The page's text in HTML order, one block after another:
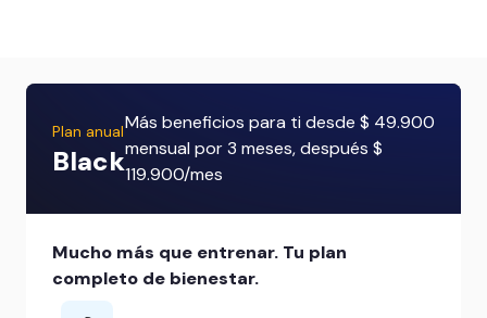
Plan anual
Black
Más beneficios para ti desde $ 49.900
mensual por 3 meses, después $
119.900/mes
Mucho más que entrenar. Tu plan
completo de bienestar.